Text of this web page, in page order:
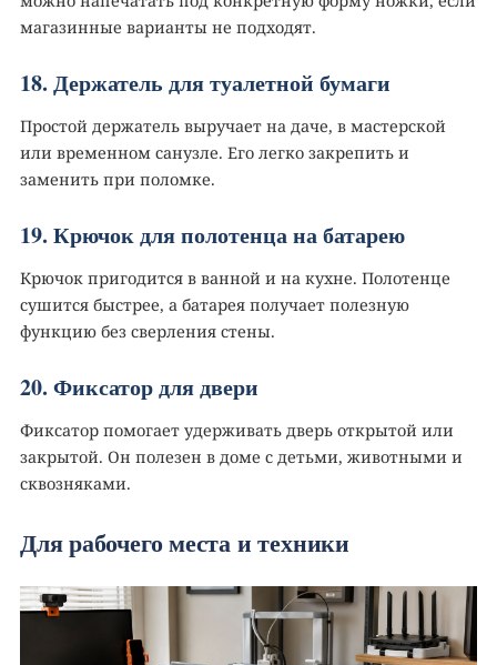
магазинные варианты не подходят.
18. Держатель для туалетной бумаги
Простой держатель выручает на даче, в мастерской
или временном санузле. Его легко закрепить и
заменить при поломке.
19. Крючок для полотенца на батарею
Крючок пригодится в ванной и на кухне. Полотенце
сушится быстрее, а батарея получает полезную
функцию без сверления стены.
20. Фиксатор для двери
Фиксатор помогает удерживать дверь открытой или
закрытой. Он полезен в доме с детьми, животными и
сквозняками.
Для рабочего места и техники